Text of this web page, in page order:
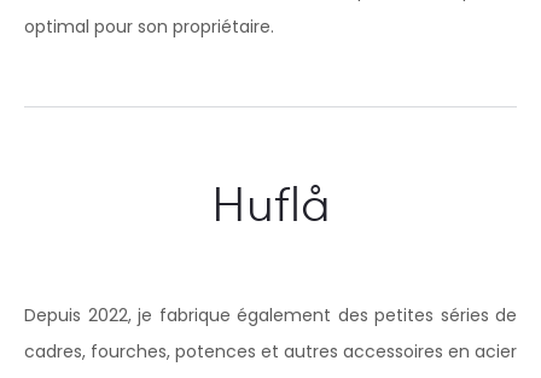
optimal pour son propriétaire.
Huflå
Depuis 2022, je fabrique également des petites séries de
cadres, fourches, potences et autres accessoires en acier